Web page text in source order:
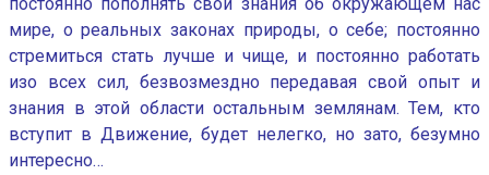
мире, о реальных законах природы, о себе; постоянно
стремиться стать лучше и чище, и постоянно работать
изо всех сил, безвозмездно передавая свой опыт и
знания в этой области остальным землянам. Тем, кто
вступит в Движение, будет нелегко, но зато, безумно
интересно…